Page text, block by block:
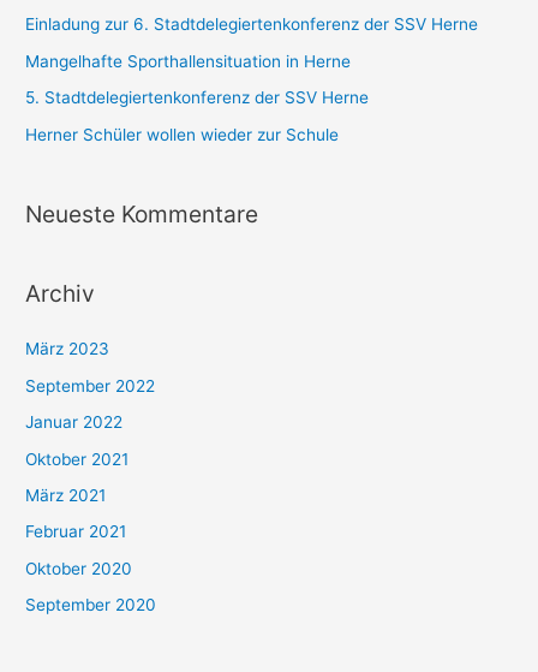
c
h
Einladung zur 6. Stadtdelegiertenkonferenz der SSV Herne
Mangelhafte Sporthallensituation in Herne
5. Stadtdelegiertenkonferenz der SSV Herne
Herner Schüler wollen wieder zur Schule ​
Neueste Kommentare
Archiv
März 2023
September 2022
Januar 2022
Oktober 2021
März 2021
Februar 2021
Oktober 2020
September 2020